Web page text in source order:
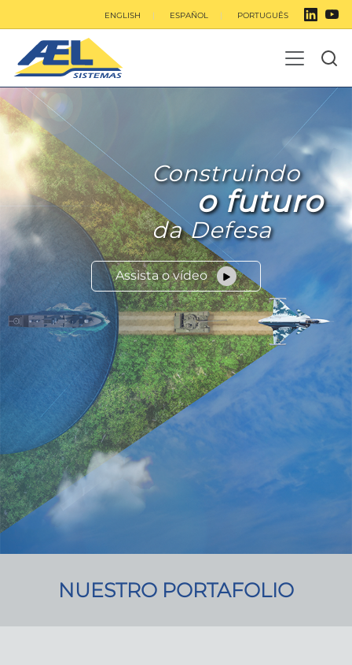
ENGLISH ESPAÑOL PORTUGUÊS
Construindo
o futuro
da Defesa
Assista o vídeo
NUESTRO PORTAFOLIO